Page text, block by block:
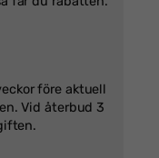
före aktuell
Vid återbud 3